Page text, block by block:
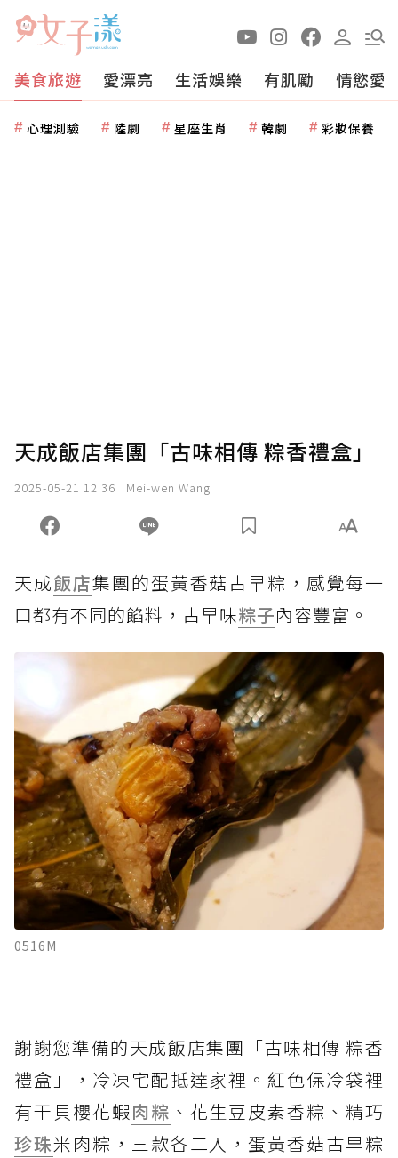
美食旅遊 愛漂亮 生活娛樂 有肌勵 情慾愛
心理測驗 陸劇 星座生肖 韓劇 彩妝保養
天成飯店集團「古味相傳 粽香禮盒」
2025-05-21 12:36 Mei-wen Wang
天成飯店集團的蛋黃香菇古早粽，感覺每一
口都有不同的餡料，古早味粽子內容豐富。
0516M
謝謝您準備的天成飯店集團「古味相傳 粽香
禮盒」，冷凍宅配抵達家裡。紅色保冷袋裡
有干貝櫻花蝦肉粽 、花生豆皮素香粽、精巧
珍珠米肉粽，三款各二入，蛋黃香菇古早粽